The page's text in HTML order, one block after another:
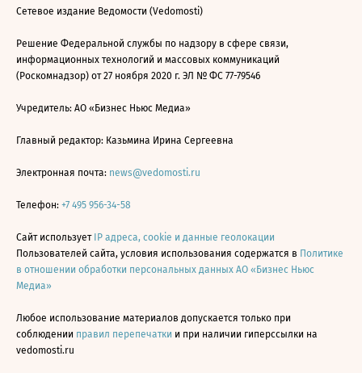
Сетевое издание Ведомости (Vedomosti)
Решение Федеральной службы по надзору в сфере связи,
информационных технологий и массовых коммуникаций
(Роскомнадзор) от 27 ноября 2020 г. ЭЛ № ФС 77-79546
Учредитель: АО «Бизнес Ньюс Медиа»
Главный редактор: Казьмина Ирина Сергеевна
Электронная почта: news@vedomosti.ru
Телефон: +7 495 956-34-58
Сайт использует IP адреса, cookie и данные геолокации
Пользователей сайта, условия использования содержатся в Политике
в отношении обработки персональных данных АО «Бизнес Ньюс
Медиа»
Любое использование материалов допускается только при
соблюдении правил перепечатки и при наличии гиперссылки на
vedomosti.ru